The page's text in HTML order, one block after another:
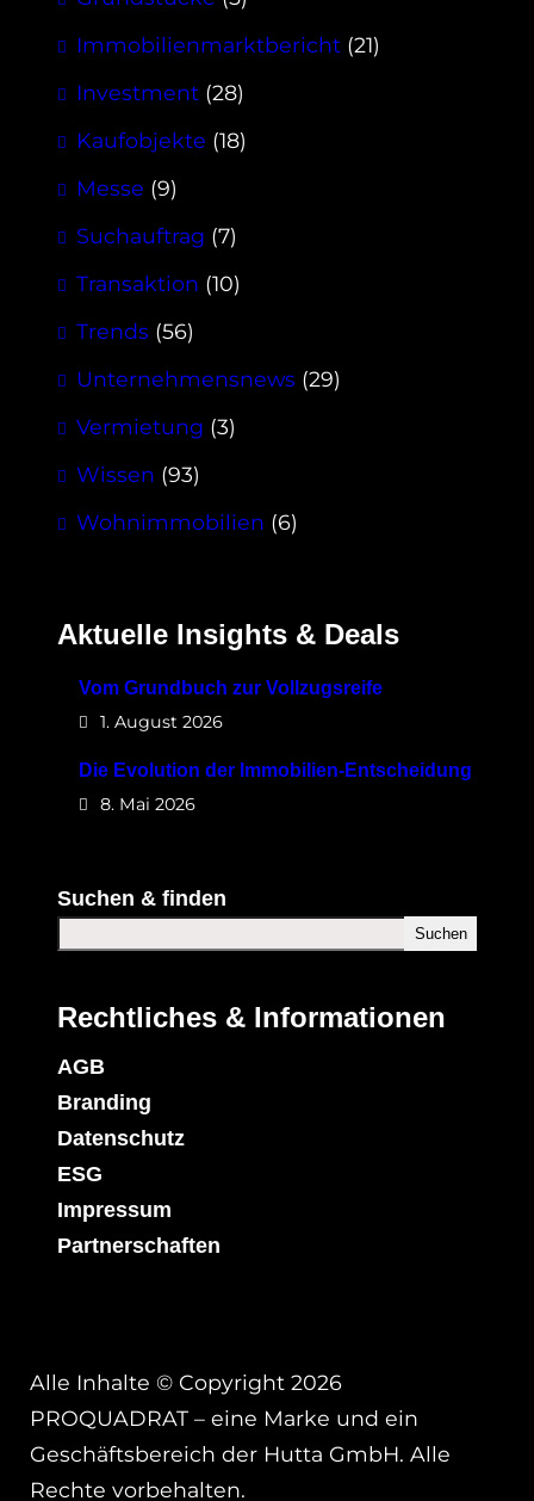
Immobilienmarktbericht (21)
Investment (28)
Kaufobjekte (18)
Messe (9)
Suchauftrag (7)
Transaktion (10)
Trends (56)
Unternehmensnews (29)
Vermietung (3)
Wissen (93)
Wohnimmobilien (6)
Aktuelle Insights & Deals
Vom Grundbuch zur Vollzugsreife
1. August 2026
Die Evolution der Immobilien-Entscheidung
8. Mai 2026
Suchen & finden
Suchen
Rechtliches & Informationen
AGB
Branding
Datenschutz
ESG
Impressum
Partnerschaften
Alle Inhalte © Copyright 2026
PROQUADRAT – eine Marke und ein
Geschäftsbereich der Hutta GmbH. Alle
Rechte vorbehalten.